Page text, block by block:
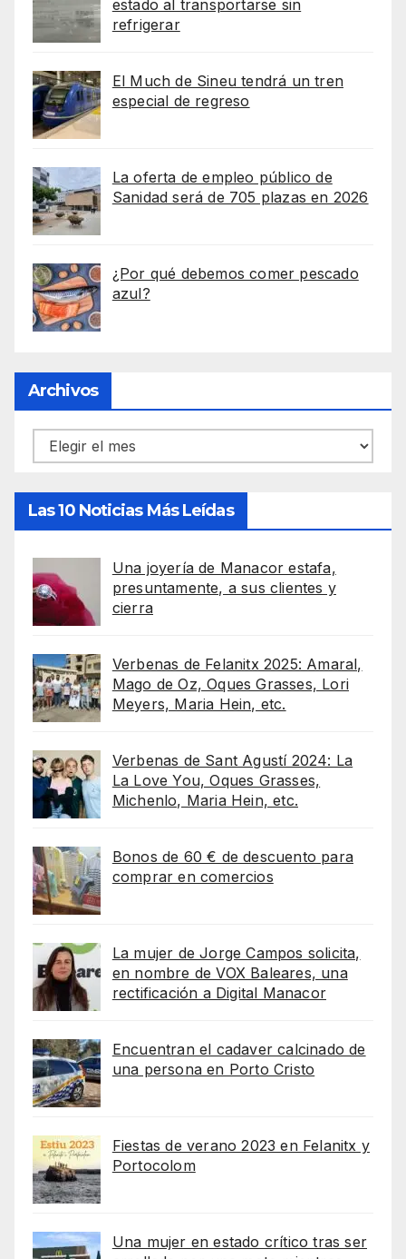
estado al transportarse sin
refrigerar
El Much de Sineu tendrá un tren
especial de regreso
La oferta de empleo público de
Sanidad será de 705 plazas en 2026
¿Por qué debemos comer pescado
azul?
Archivos
Archivos
Las 10 Noticias Más Leídas
Una joyería de Manacor estafa,
presuntamente, a sus clientes y
cierra
Verbenas de Felanitx 2025: Amaral,
Mago de Oz, Oques Grasses, Lori
Meyers, Maria Hein, etc.
Verbenas de Sant Agustí 2024: La
La Love You, Oques Grasses,
Michenlo, Maria Hein, etc.
Bonos de 60 € de descuento para
comprar en comercios
La mujer de Jorge Campos solicita,
en nombre de VOX Baleares, una
rectificación a Digital Manacor
Encuentran el cadaver calcinado de
una persona en Porto Cristo
Fiestas de verano 2023 en Felanitx y
Portocolom
Una mujer en estado crítico tras ser